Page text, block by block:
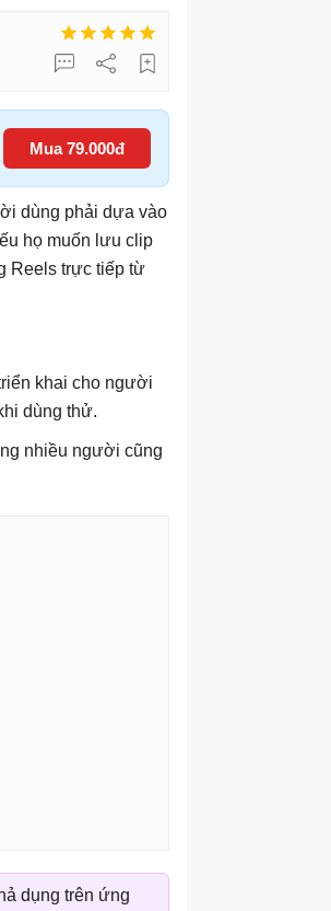
Mua 79.000đ
dùng phải dựa vào
họ muốn lưu clip
Reels trực tiếp từ
khai cho người
dùng thử.
nhiều người cũng
dụng trên ứng